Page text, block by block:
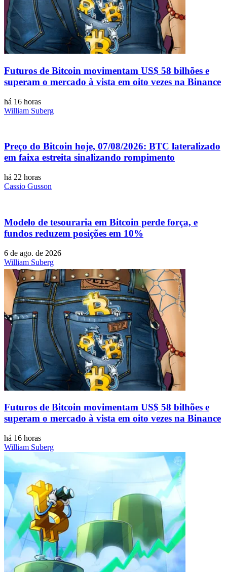
Futuros de Bitcoin movimentam US$ 58 bilhões e
superam o mercado à vista em oito vezes na Binance
há 16 horas
William Suberg
Preço do Bitcoin hoje, 07/08/2026: BTC lateralizado
em faixa estreita sinalizando rompimento
há 22 horas
Cassio Gusson
Modelo de tesouraria em Bitcoin perde força, e
fundos reduzem posições em 10%
6 de ago. de 2026
William Suberg
Futuros de Bitcoin movimentam US$ 58 bilhões e
superam o mercado à vista em oito vezes na Binance
há 16 horas
William Suberg